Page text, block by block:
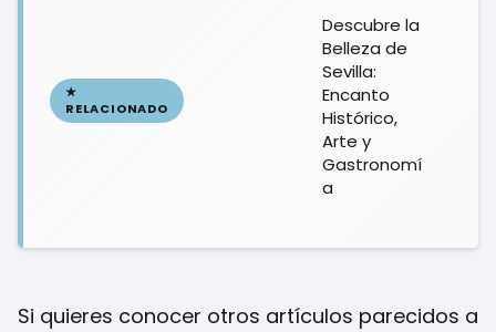
Descubre la
Belleza de
Sevilla:
Encanto
Histórico,
Arte y
Gastronomí
a
Si quieres conocer otros artículos parecidos a